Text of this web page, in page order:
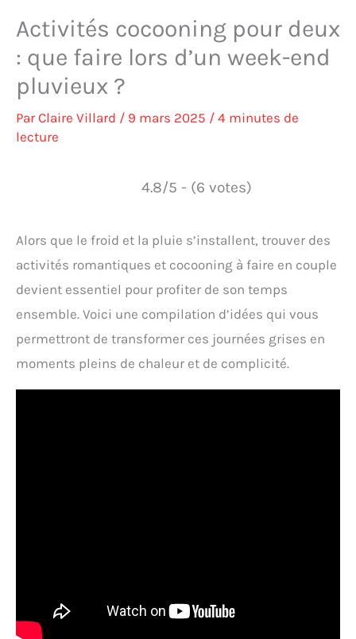
Activités cocooning pour deux
: que faire lors d’un week-end
pluvieux ?
ParClaire Villard / 9 mars 2025 / 4 minutes de
lecture
4.8/5 - (6 votes)
Alors que le froid et la pluie s’installent, trouver des
activités romantiques et cocooning à faire en couple
devient essentiel pour profiter de son temps
ensemble. Voici une compilation d’idées qui vous
permettront de transformer ces journées grises en
moments pleins de chaleur et de complicité.